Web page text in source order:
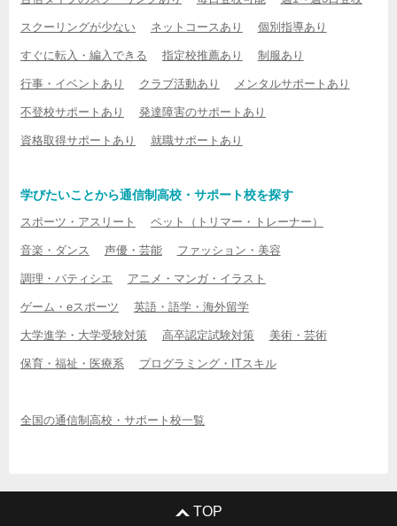
スクーリングが少ない ネットコースあり 個別指導あり
すぐに転入・編入できる 指定校推薦あり 制服あり
行事・イベントあり クラブ活動あり メンタルサポートあり
不登校サポートあり 発達障害のサポートあり
資格取得サポートあり 就職サポートあり
学びたいことから通信制高校・サポート校を探す
スポーツ・アスリート ペット（トリマー・トレーナー）
音楽・ダンス 声優・芸能 ファッション・美容
調理・パティシエ アニメ・マンガ・イラスト
ゲーム・eスポーツ 英語・語学・海外留学
大学進学・大学受験対策 高卒認定試験対策 美術・芸術
保育・福祉・医療系 プログラミング・ITスキル
全国の通信制高校・サポート校一覧
TOP